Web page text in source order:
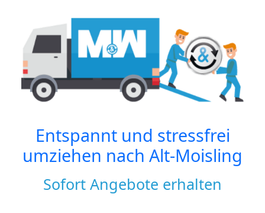
Entspannt und stressfrei
umziehen nach Alt-Moisling
Sofort Angebote erhalten